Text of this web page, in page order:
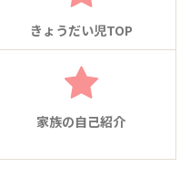
きょうだい児TOP
家族の自己紹介